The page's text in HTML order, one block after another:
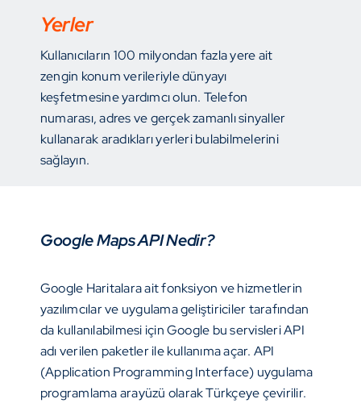
Yerler
Kullanıcıların 100 milyondan fazla yere ait
zengin konum verileriyle dünyayı
keşfetmesine yardımcı olun. Telefon
numarası, adres ve gerçek zamanlı sinyaller
kullanarak aradıkları yerleri bulabilmelerini
sağlayın.
Google Maps API Nedir?
Google Haritalara ait fonksiyon ve hizmetlerin
yazılımcılar ve uygulama geliştiriciler tarafından
da kullanılabilmesi için Google bu servisleri API
adı verilen paketler ile kullanıma açar. API
(Application Programming Interface) uygulama
programlama arayüzü olarak Türkçeye çevirilir.